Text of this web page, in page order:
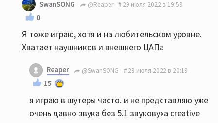
SwanSONG @Reaper 29 июля 2022 в 19:59
0
Я тоже играю, хотя и на любительском уровне.
Хватает наушников и внешнего ЦАПа
Reaper @SwanSONG 29 июля 2022 в 20:19
15
я играю в шутеры часто. и не представляю уже
очень давно звука без 5.1 звуковуха creative